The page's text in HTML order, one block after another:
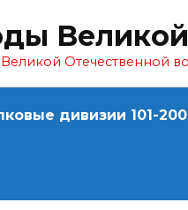
Отечественной
дивизии 101-200